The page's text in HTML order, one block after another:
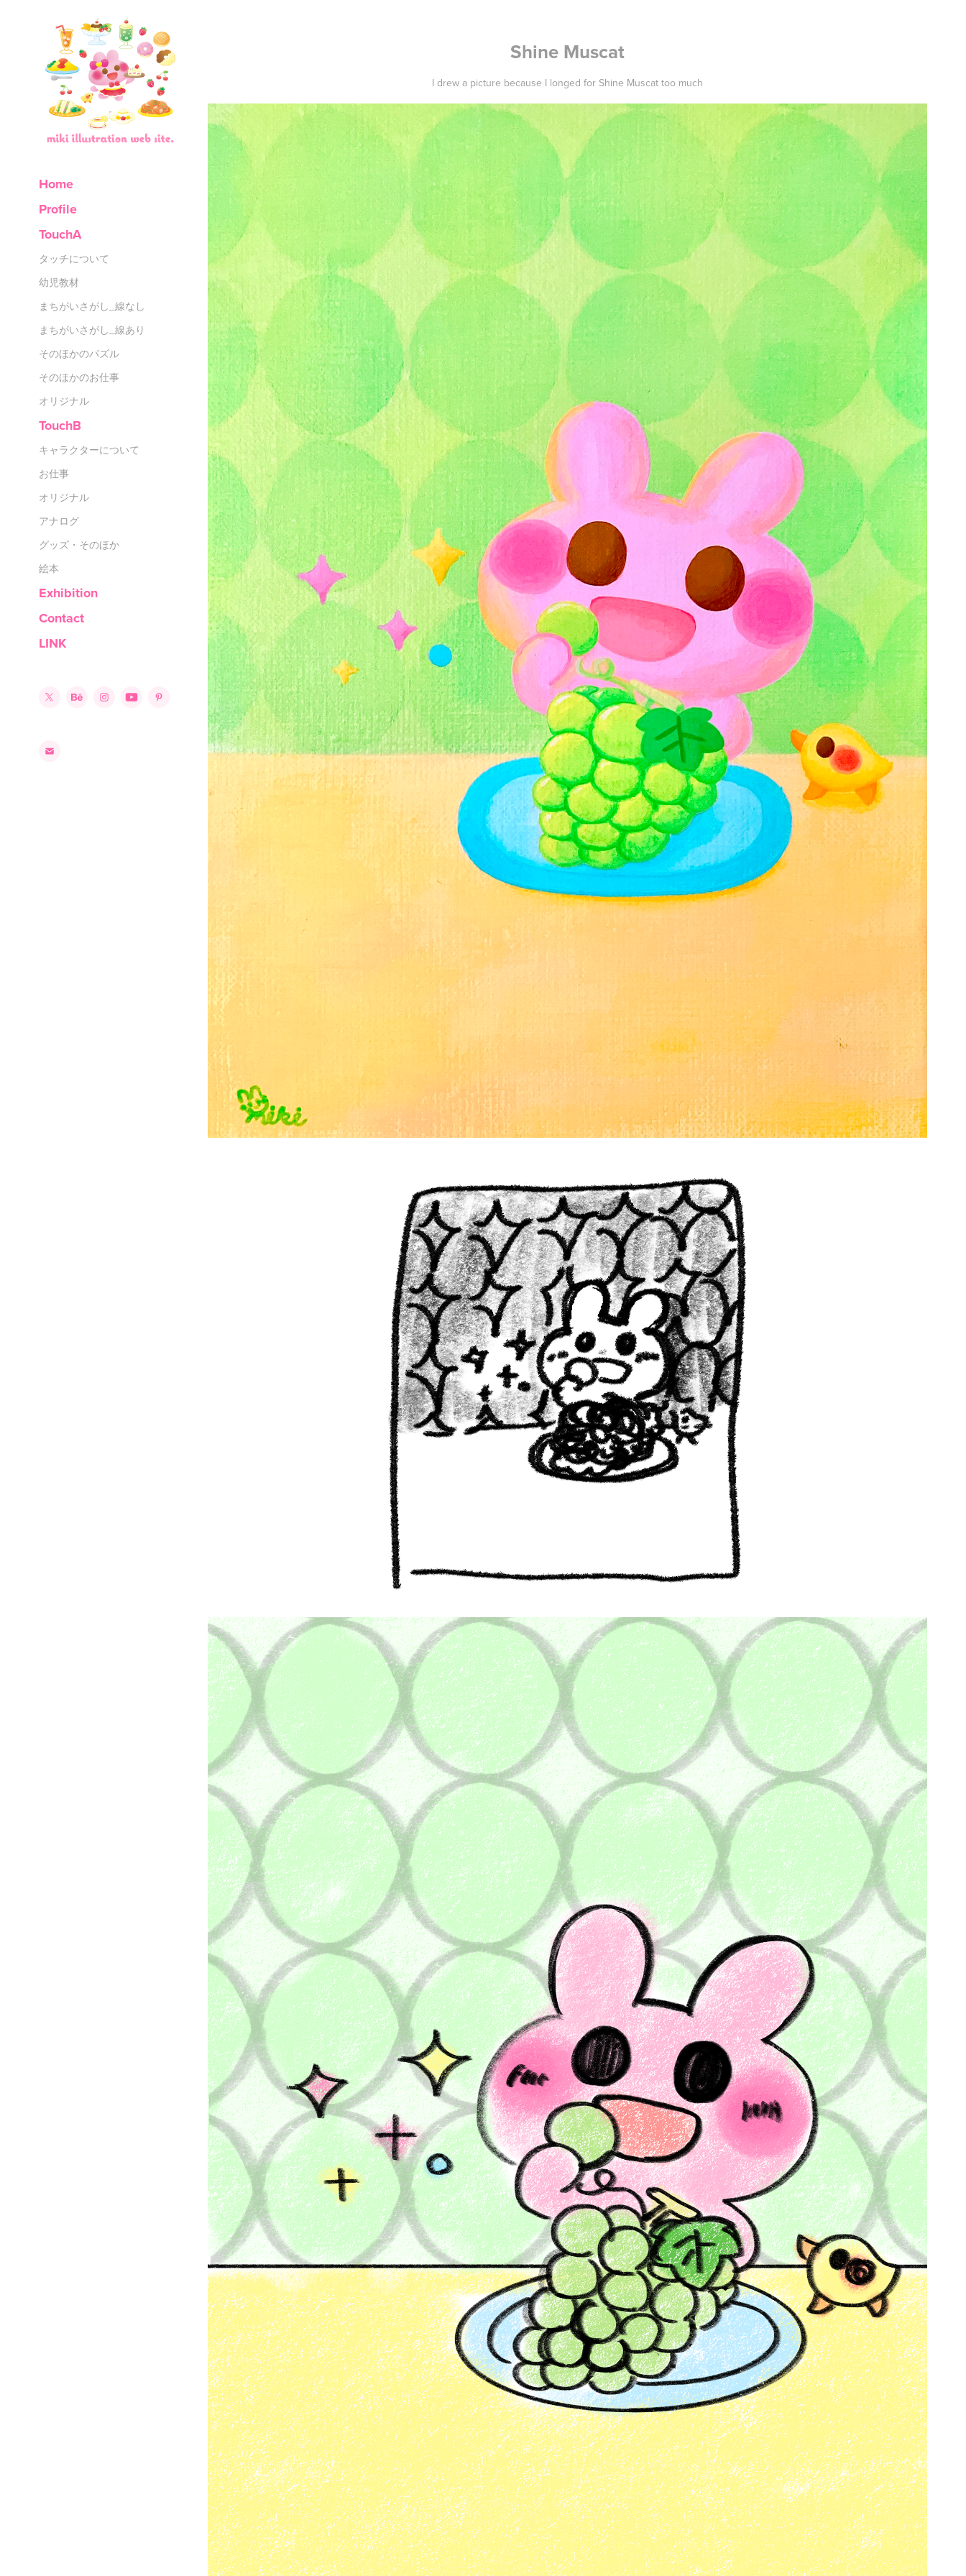
Home
Profile
TouchA
タッチについて
幼児教材
まちがいさがし_線なし
まちがいさがし_線あり
そのほかのパズル
そのほかのお仕事
オリジナル
TouchB
キャラクターについて
お仕事
オリジナル
アナログ
グッズ・そのほか
絵本
Exhibition
Contact
LINK
Shine Muscat
I drew a picture because I longed for Shine Muscat too much